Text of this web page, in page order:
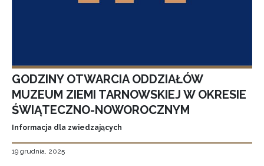
GODZINY OTWARCIA ODDZIAŁÓW
MUZEUM ZIEMI TARNOWSKIEJ W OKRESIE
ŚWIĄTECZNO-NOWOROCZNYM
Informacja dla zwiedzających
19 grudnia, 2025